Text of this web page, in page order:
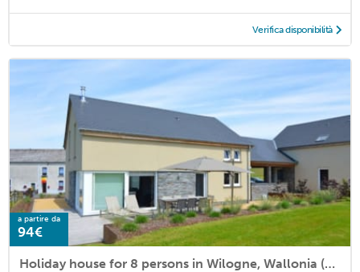
Verifica disponibilità
a partire da
94€
Holiday house for 8 persons in Wilogne, Wallonia (Luxembourg province)<BR>4 bedrooms, 2 bathrooms, wm2